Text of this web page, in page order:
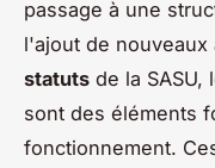
passage à une
l'ajout de
statuts de la
sont des éléments
fonctionnement.